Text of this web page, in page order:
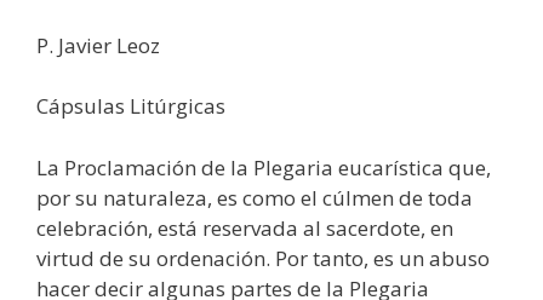
P. Javier Leoz
Cápsulas Litúrgicas
La Proclamación de la Plegaria eucarística que,
por su naturaleza, es como el cúlmen de toda
celebración, está reservada al sacerdote, en
virtud de su ordenación. Por tanto, es un abuso
hacer decir algunas partes de la Plegaria